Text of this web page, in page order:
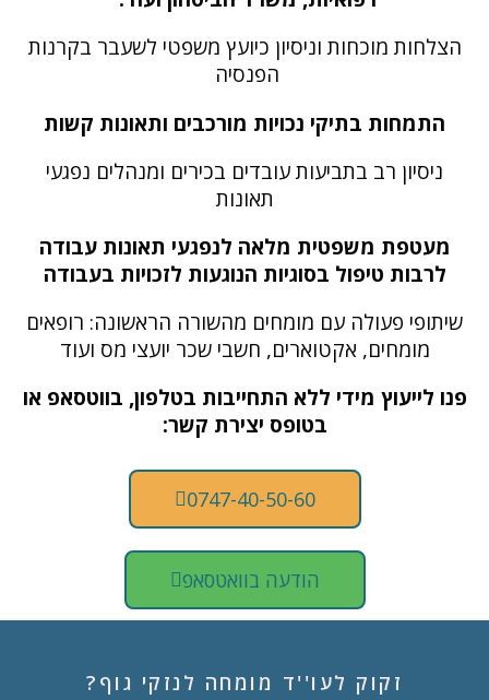
הצלחות מוכחות וניסיון כיועץ משפטי לשעבר בקרנות
הפנסיה
התמחות בתיקי נכויות מורכבים ותאונות קשות
ניסיון רב בתביעות עובדים בכירים ומנהלים נפגעי
תאונות
מעטפת משפטית מלאה לנפגעי תאונות עבודה
לרבות טיפול בסוגיות הנוגעות לזכויות בעבודה
שיתופי פעולה עם מומחים מהשורה הראשונה: רופאים
מומחים, אקטוארים, חשבי שכר יועצי מס ועוד
פנו לייעוץ מידי ללא התחייבות בטלפון, בווטסאפ או
בטופס יצירת קשר:
0747-40-50-60
הודעה בוואטסאפ
זקוק לעו''ד מומחה לנזקי גוף?